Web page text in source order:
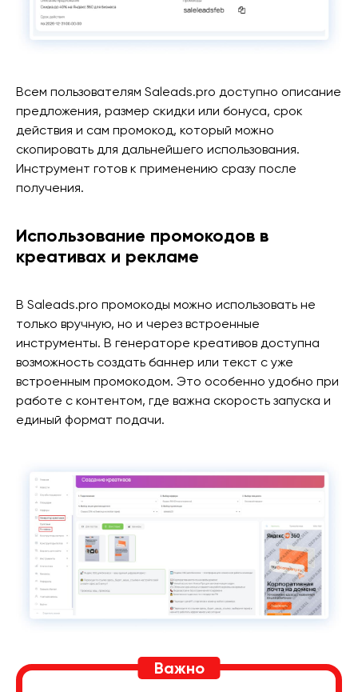
Всем пользователям Saleads.pro доступно описание
предложения, размер скидки или бонуса, срок
действия и сам промокод, который можно
скопировать для дальнейшего использования.
Инструмент готов к применению сразу после
получения.
Использование промокодов в
креативах и рекламе
В Saleads.pro промокоды можно использовать не
только вручную, но и через встроенные
инструменты. В генераторе креативов доступна
возможность создать баннер или текст с уже
встроенным промокодом. Это особенно удобно при
работе с контентом, где важна скорость запуска и
единый формат подачи.
Важно